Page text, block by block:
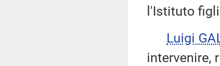
l'Istituto
Luigi
intervenire,